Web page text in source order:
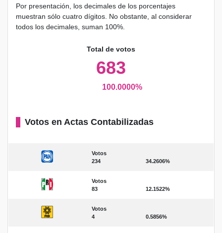
Por presentación, los decimales de los porcentajes
muestran sólo cuatro dígitos. No obstante, al considerar
todos los decimales, suman 100%.
Total de votos
683
100.0000%
Votos en Actas Contabilizadas
Votos
234
34.2606%
Votos
83
12.1522%
Votos
4
0.5856%